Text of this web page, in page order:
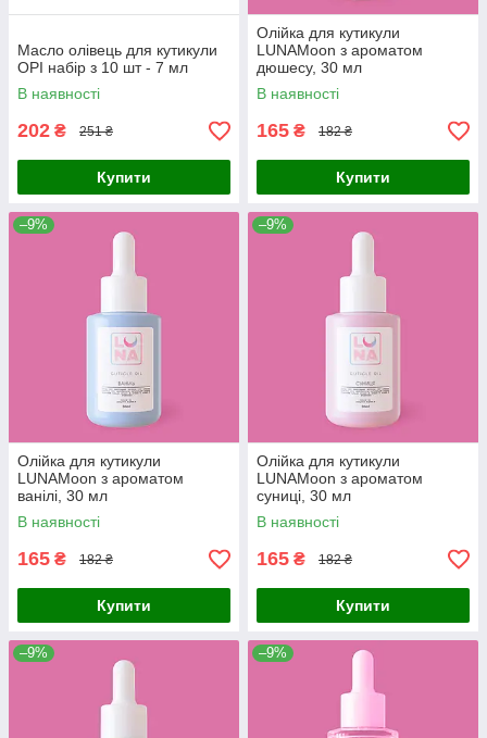
Масло олівець для кутикули
OPI набір з 10 шт - 7 мл
В наявності
202 ₴ 251 ₴
Купити
Олійка для кутикули
LUNAMoon з ароматом
дюшесу, 30 мл
В наявності
165 ₴ 182 ₴
Купити
–9%
Олійка для кутикули
LUNAMoon з ароматом
ванілі, 30 мл
В наявності
165 ₴ 182 ₴
Купити
–9%
Олійка для кутикули
LUNAMoon з ароматом
суниці, 30 мл
В наявності
165 ₴ 182 ₴
Купити
–9% –9%